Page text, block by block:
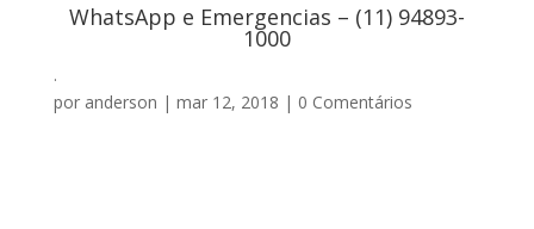
WhatsApp e Emergencias – (11) 94893-
1000
.
por anderson | mar 12, 2018 | 0 Comentários